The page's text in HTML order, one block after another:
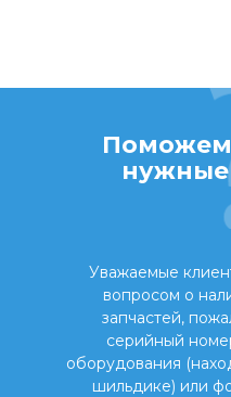
Поможем
нужные
Уважаемые
вопросом о
запчастей,
серийный
оборудования
шильдике) или